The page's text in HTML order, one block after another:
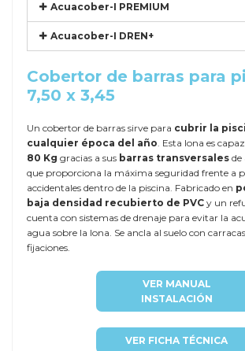
Acuacober-I PREMIUM
Acuacober-I DREN+
Cobertor de barras para
7,50 x 3,45
Un cobertor de barras sirve para cubrir la
cualquier época del año. Esta lona es
80 Kg gracias a sus barras transversales de
que proporciona la máxima seguridad frente a
accidentales dentro de la piscina. Fabricado en
baja densidad recubierto de PVC y un
cuenta con sistemas de drenaje para evitar la
agua sobre la lona. Se ancla al suelo con
fijaciones.
VER MANUAL
INSTALACIÓN
VER FICHA TÉCNICA